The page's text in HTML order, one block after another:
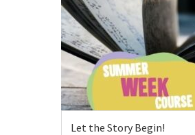
Let the Story Begin!